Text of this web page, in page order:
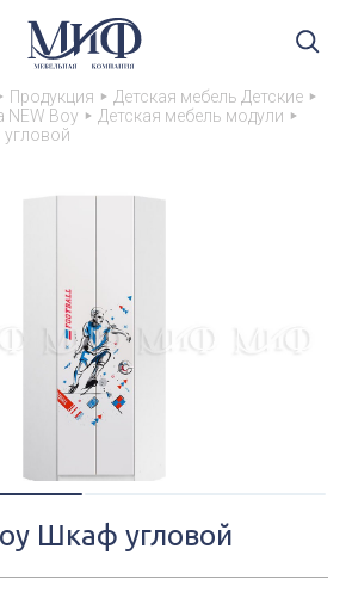
Продукция
Детская мебель Детские
NEW Boy
Детская мебель модули
Шкаф угловой